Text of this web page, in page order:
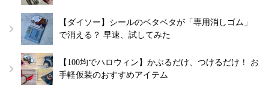
【ダイソー】シールのベタベタが「専用消しゴム」
で消える？ 早速、試してみた
【100均でハロウィン】かぶるだけ、つけるだけ！ お
手軽仮装のおすすめアイテム